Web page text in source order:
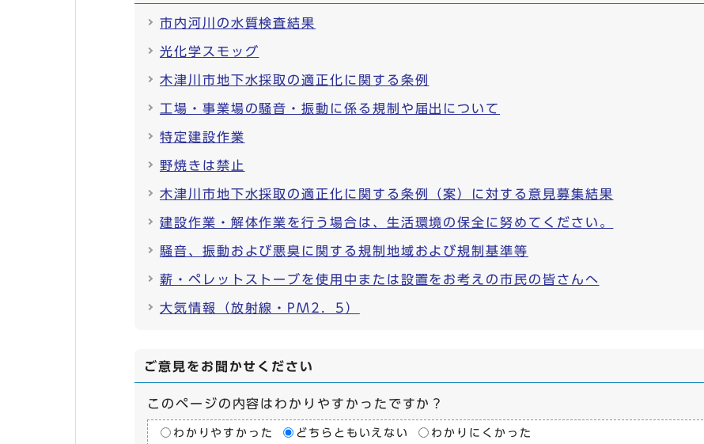
市内河川の水質検査結果
光化学スモッグ
木津川市地下水採取の適正化に関する条例
工場・事業場の騒音・振動に係る規制や届出について
特定建設作業
野焼きは禁止
木津川市地下水採取の適正化に関する条例（案）に対する意見募集結果
建設作業・解体作業を行う場合は、生活環境の保全に努めてください。
騒音、振動および悪臭に関する規制地域および規制基準等
薪・ペレットストーブを使用中または設置をお考えの市民の皆さんへ
大気情報（放射線・PM2．5）
ご意見をお聞かせください
このページの内容はわかりやすかったですか？
わかりやすかった どちらともいえない わかりにくかった